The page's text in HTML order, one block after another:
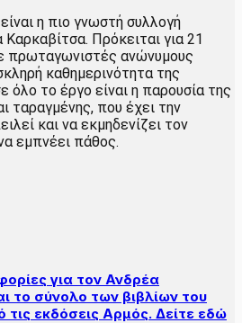
η πιο γνωστή συλλογή
Πρόκειται για 21
πρωταγωνιστές ανώνυμους
καθημερινότητα της
όλο το έργο είναι η παρουσία της
ταραγμένης, που έχει την
και να εκμηδενίζει τον
εμπνέει πάθος.
για τον Ανδρέα
το σύνολο των βιβλίων του
εκδόσεις Αρμός. Δείτε εδώ